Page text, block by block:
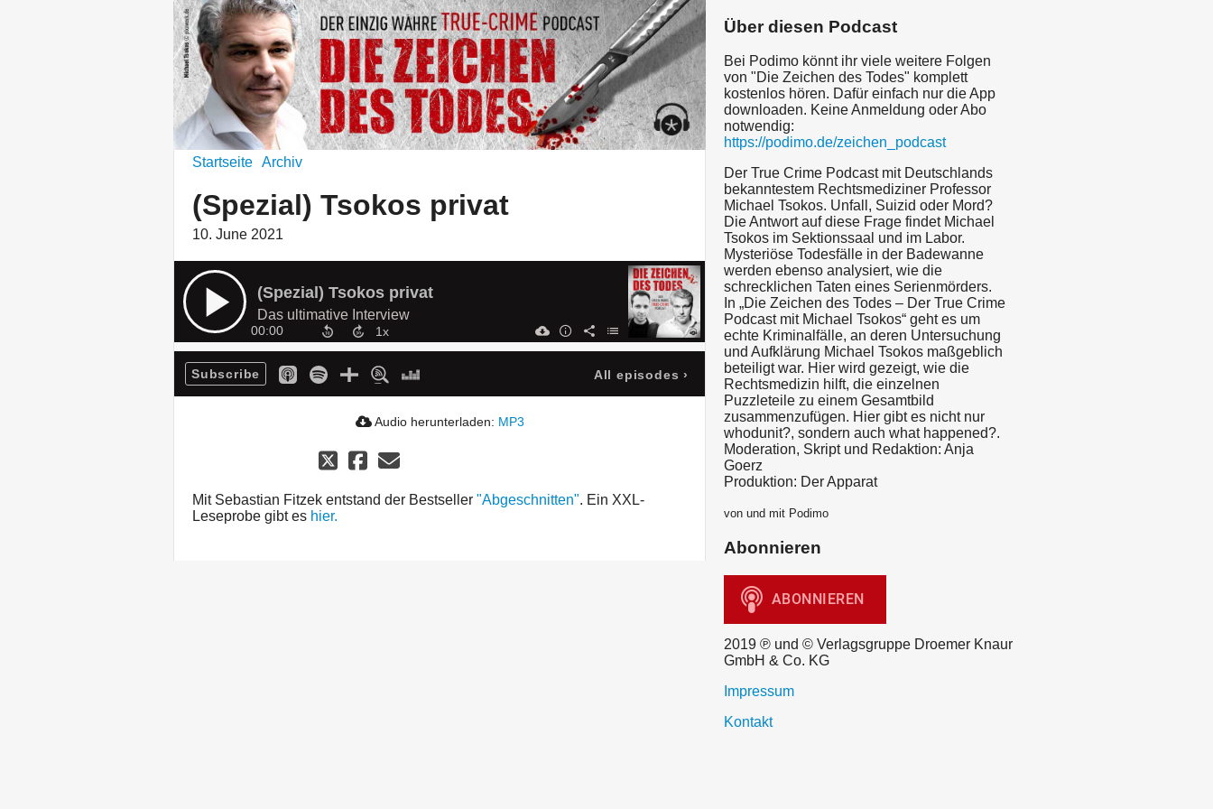
Startseite Archiv
(Spezial) Tsokos privat
10. June 2021
(Spezial) Tsokos privat
Das ultimative Interview
00:00
Subscribe All episodes ›
Audio herunterladen: MP3
Mit Sebastian Fitzek entstand der Bestseller "Abgeschnitten". Ein XXL-
Leseprobe gibt es hier.
Über diesen Podcast
Bei Podimo könnt ihr viele weitere Folgen
von "Die Zeichen des Todes" komplett
kostenlos hören. Dafür einfach nur die App
downloaden. Keine Anmeldung oder Abo
notwendig:
https://podimo.de/zeichen_podcast
Der True Crime Podcast mit Deutschlands
bekanntestem Rechtsmediziner Professor
Michael Tsokos. Unfall, Suizid oder Mord?
Die Antwort auf diese Frage findet Michael
Tsokos im Sektionssaal und im Labor.
Mysteriöse Todesfälle in der Badewanne
werden ebenso analysiert, wie die
schrecklichen Taten eines Serienmörders.
In „Die Zeichen des Todes – Der True Crime
Podcast mit Michael Tsokos“ geht es um
echte Kriminalfälle, an deren Untersuchung
und Aufklärung Michael Tsokos maßgeblich
beteiligt war. Hier wird gezeigt, wie die
Rechtsmedizin hilft, die einzelnen
Puzzleteile zu einem Gesamtbild
zusammenzufügen. Hier gibt es nicht nur
whodunit?, sondern auch what happened?.
Moderation, Skript und Redaktion: Anja
Goerz
Produktion: Der Apparat
von und mit Podimo
Abonnieren
2019 ℗ und © Verlagsgruppe Droemer Knaur
GmbH & Co. KG
Impressum
Kontakt